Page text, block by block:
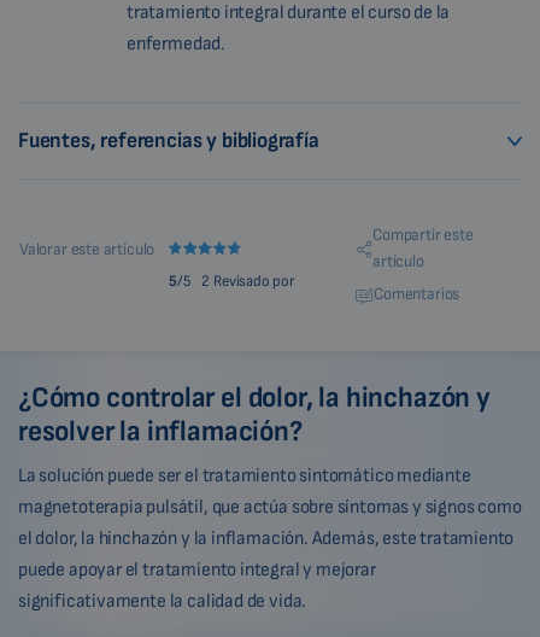
tratamiento integral durante el curso de la
enfermedad.
Fuentes, referencias y bibliografía
Valorar este artículo
5/5 2 Revisado por
Compartir este
artículo
Comentarios
¿Cómo controlar el dolor, la hinchazón y
resolver la inflamación?
La solución puede ser el tratamiento sintomático mediante
magnetoterapia pulsátil, que actúa sobre síntomas y signos como
el dolor, la hinchazón y la inflamación. Además, este tratamiento
puede apoyar el tratamiento integral y mejorar
significativamente la calidad de vida.